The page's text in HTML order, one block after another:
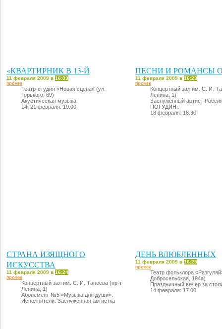
«КВАРТИРНИК В 13-Й
11 февраля 2009 в 16:09
прочее
Театр-студия «Новая сцена» (ул.
Горького, 69)
Акустическая музыка.
14, 21 февраля: 19.00
ПЕСНИ И РОМАНСЫ
11 февраля 2009 в 16:23
прочее
Концертный зал им. С. И.
Ленина, 1)
Заслуженный артист
ПОГУДИН..
18 февраля: 18.30
СТРАНА ИЗЯЩНОГО
ИСКУССТВА
11 февраля 2009 в 16:24
прочее
Концертный зал им. С. И. Танеева (пр-т
Ленина, 1)
Абонемент №5 «Музыка для души».
Исполнители: Заслуженная артистка
ДЕНЬ ВЛЮБЛЕННЫХ
11 февраля 2009 в 16:25
прочее
Театр фольклора
Добросельская, 194а)
Праздничный вечер за
14 февраля: 17.00